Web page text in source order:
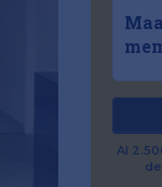
Al